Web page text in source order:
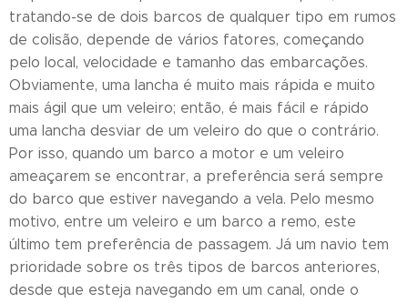
tratando-se de dois barcos de qualquer tipo em rumos
de colisão, depende de vários fatores, começando
pelo local, velocidade e tamanho das embarcações.
Obviamente, uma lancha é muito mais rápida e muito
mais ágil que um veleiro; então, é mais fácil e rápido
uma lancha desviar de um veleiro do que o contrário.
Por isso, quando um barco a motor e um veleiro
ameaçarem se encontrar, a preferência será sempre
do barco que estiver navegando a vela. Pelo mesmo
motivo, entre um veleiro e um barco a remo, este
último tem preferência de passagem. Já um navio tem
prioridade sobre os três tipos de barcos anteriores,
desde que esteja navegando em um canal, onde o